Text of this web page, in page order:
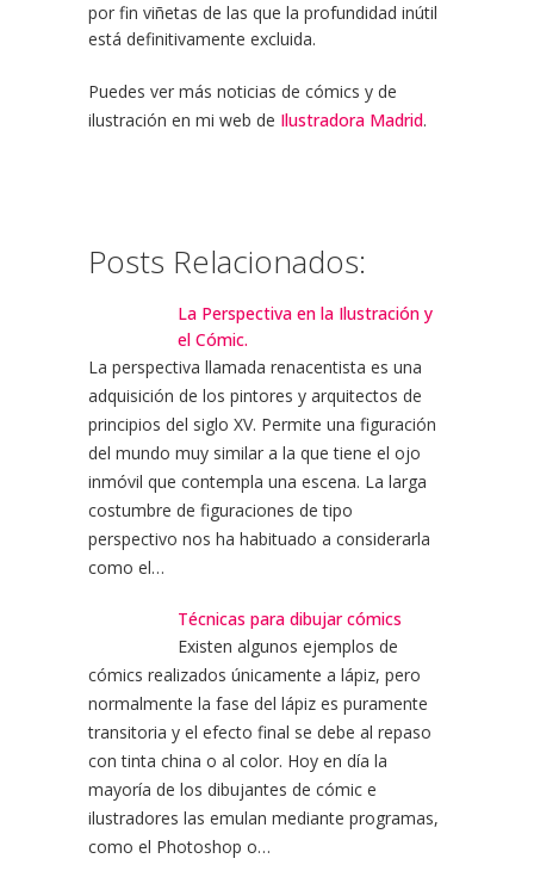
por fin viñetas de las que la profundidad inútil
está definitivamente excluida.
Puedes ver más noticias de cómics y de
ilustración en mi web de Ilustradora Madrid.
Posts Relacionados:
La Perspectiva en la Ilustración y
el Cómic.
La perspectiva llamada renacentista es una
adquisición de los pintores y arquitectos de
principios del siglo XV. Permite una figuración
del mundo muy similar a la que tiene el ojo
inmóvil que contempla una escena. La larga
costumbre de figuraciones de tipo
perspectivo nos ha habituado a considerarla
como el…
Técnicas para dibujar cómics
Existen algunos ejemplos de
cómics realizados únicamente a lápiz, pero
normalmente la fase del lápiz es puramente
transitoria y el efecto final se debe al repaso
con tinta china o al color. Hoy en día la
mayoría de los dibujantes de cómic e
ilustradores las emulan mediante programas,
como el Photoshop o…